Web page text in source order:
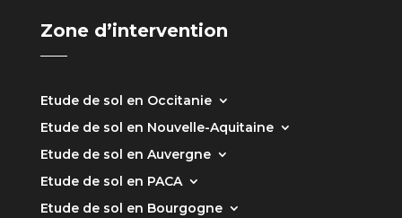
Zone d’intervention
Etude de sol en Occitanie
Etude de sol en Nouvelle-Aquitaine
Etude de sol en Auvergne
Etude de sol en PACA
Etude de sol en Bourgogne